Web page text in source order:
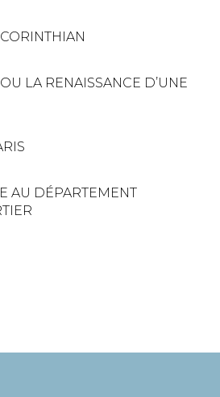
LA RENAISSANCE D’UNE
AU DÉPARTEMENT